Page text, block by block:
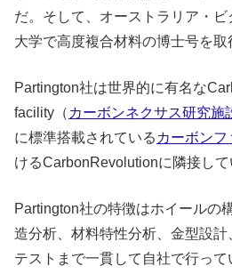
だ。そして、オーストラリア・
大学で高度複合材料の博士号を取
Partington社は世界的に有名な
facility（ カーボンネクサス研究施
に標準搭載されている カーボン
けるCarbonRevolutionに隣接して
Partington社の特徴はホイールの
造分析、材料特性分析、金型設計
テストまで一貫して自社で行っ